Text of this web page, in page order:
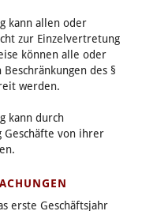
kann allen oder
zur Einzelvertretung
können alle oder
des §
werden.
kann durch
Geschäfte von ihrer
erste Geschäftsjahr